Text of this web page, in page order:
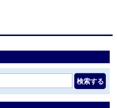
検索する